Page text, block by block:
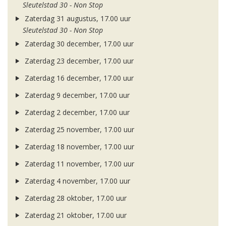
Sleutelstad 30 - Non Stop
Zaterdag 31 augustus, 17.00 uur
Sleutelstad 30 - Non Stop
Zaterdag 30 december, 17.00 uur
Zaterdag 23 december, 17.00 uur
Zaterdag 16 december, 17.00 uur
Zaterdag 9 december, 17.00 uur
Zaterdag 2 december, 17.00 uur
Zaterdag 25 november, 17.00 uur
Zaterdag 18 november, 17.00 uur
Zaterdag 11 november, 17.00 uur
Zaterdag 4 november, 17.00 uur
Zaterdag 28 oktober, 17.00 uur
Zaterdag 21 oktober, 17.00 uur